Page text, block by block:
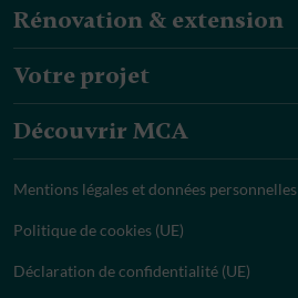
Rénovation & extension
Votre projet
Découvrir MCA
Mentions légales et données personnelles
Politique de cookies (UE)
Déclaration de confidentialité (UE)